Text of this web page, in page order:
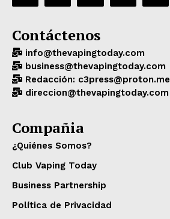
Contáctenos
info@thevapingtoday.com
business@thevapingtoday.com
Redacción: c3press@proton.me
direccion@thevapingtoday.com
Compañia
¿Quiénes Somos?
Club Vaping Today
Business Partnership
Política de Privacidad